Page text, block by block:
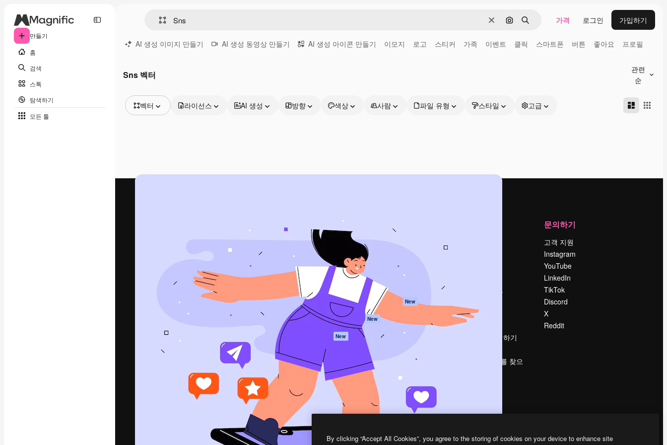
만들기
홈
검색
스톡
탐색하기
모든 툴
지우기이미지로 검색
검색 가격 로그인 가입하기
AI 생성 이미지 만들기 AI 생성 동영상 만들기 AI 생성 아이콘 만들기 이모지 로고 스티커 가족 이벤트 클릭 스마트폰 버튼 좋아요 프로필
Sns 벡터
관련
순
벡터
동영상
라이선스 AI 생성 방향 색상 사람 파일 유형 스타일 고급
최고의 결과물을 이끌어내는 크리에이티브
플랫폼. 크리에이터, 엔터프라이즈, 에이전시,
스튜디오를 아우르는 100만 명 이상의 구독
한국어
프로덕트
Spaces
AI 어시스턴트
AI 이미지 생성기
AI 동영상 생성기
AI 텍스트 음성 변환
스톡 콘텐츠
Claude/ChatGPT
용 MCP
New
New
모바일 앱
모든 Magnific 툴
Academy
지원
이용 약관
개인정보 보호 정책
원본 New
Trust Center
제휴 파트너
비지니스
검색 트렌드
이벤트
Slidesgo
콘텐츠 판매하기
magnific.ai를 찾으
문의하기
고객 지원
Instagram
YouTube
LinkedIn
TikTok
Discord
X
Reddit
Copyright © 2010- Freepik Company S.L.U. 모든 권리는 보호 받습니다
By clicking “Accept All Cookies”, you agree to the storing of cookies on your device to enhance site